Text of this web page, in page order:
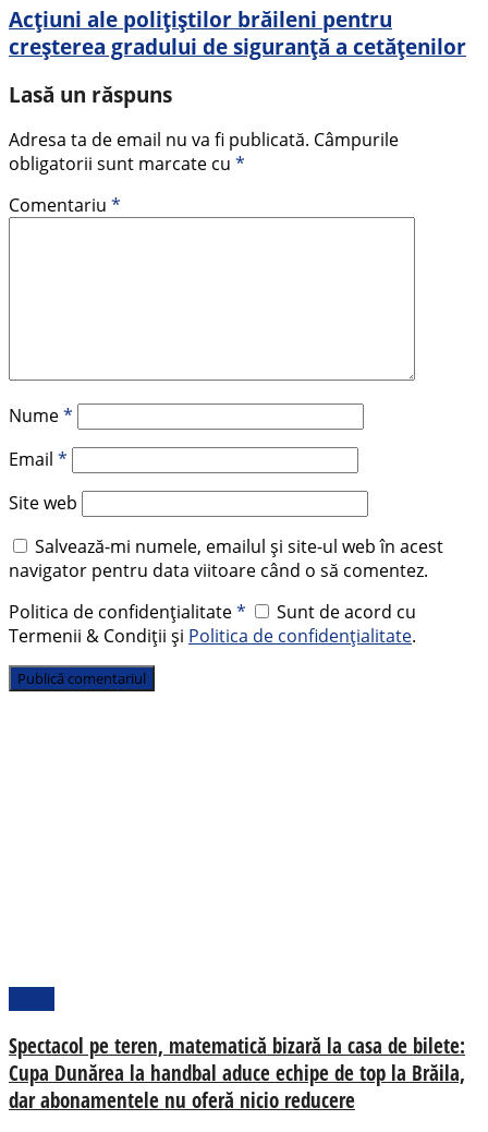
Acțiuni ale polițiștilor brăileni pentru
creșterea gradului de siguranță a cetățenilor
Lasă un răspuns
Adresa ta de email nu va fi publicată. Câmpurile
obligatorii sunt marcate cu *
Comentariu *
Nume*
Email *
Site web
Salvează-mi numele, emailul și site-ul web în acest
navigator pentru data viitoare când o să comentez.
Politica de confidențialitate*
Sunt de acord cu
Termenii & Condiții și Politica de confidențialitate.
Spectacol pe teren, matematică bizară la casa de bilete:
Cupa Dunărea la handbal aduce echipe de top la Brăila,
dar abonamentele nu oferă nicio reducere